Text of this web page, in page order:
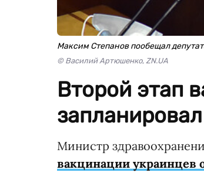
Максим Степанов пообещал
© Василий Артюшенко, ZN.UA
Второй этап
Министр
вакцинации украинцев